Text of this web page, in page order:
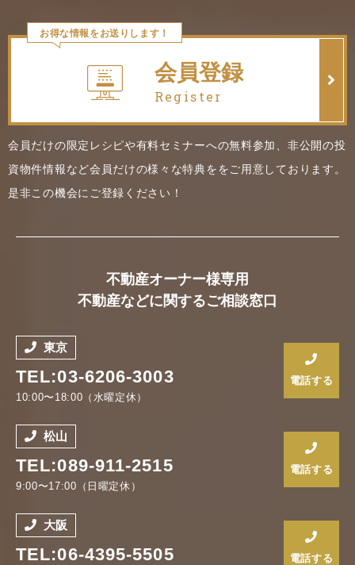
お得な情報をお送りします！
会員登録
Register
会員だけの限定レシピや有料セミナーへの無料参加、非公開の投
資物件情報など会員だけの様々な特典ををご用意しております。
是非この機会にご登録ください！
不動産オーナー様専用
不動産などに関するご相談窓口
東京
TEL:03-6206-3003
10:00〜18:00（水曜定休）
電話する
松山
TEL:089-911-2515
9:00〜17:00（日曜定休）
電話する
大阪
TEL:06-4395-5505 電話する